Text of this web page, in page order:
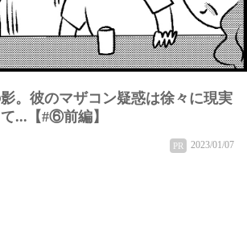
。彼のマザコン疑惑は徐々に現実
...【#⑥前編】
PR 2023/01/07